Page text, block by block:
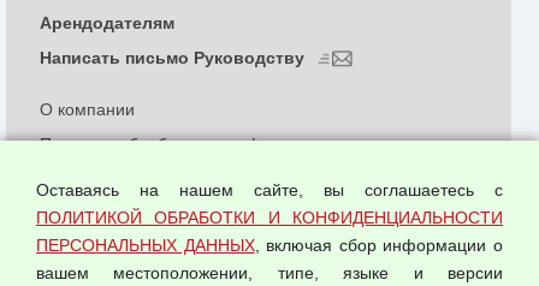
О компании
Политика обработки и конфиденциальности
Согласием на обработку персональных данных
Оферта оптовой купли-продажи
Публичная оферта
Арендодателям
Написать письмо Руководству
Оставаясь на нашем сайте, вы соглашаетесь с
ПОЛИТИКОЙ ОБРАБОТКИ И КОНФИДЕНЦИАЛЬНОСТИ
ПЕРСОНАЛЬНЫХ ДАННЫХ, включая сбор информации о
вашем местоположении, типе, языке и версии